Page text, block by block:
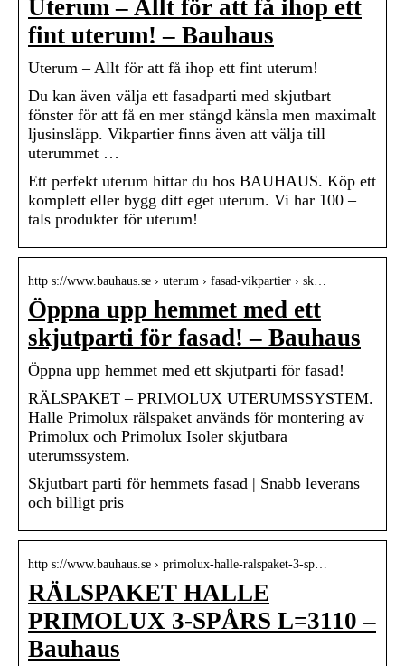
Uterum – Allt för att få ihop ett
fint uterum! – Bauhaus
Uterum – Allt för att få ihop ett fint uterum!
Du kan även välja ett fasadparti med skjutbart
fönster för att få en mer stängd känsla men maximalt
ljusinsläpp. Vikpartier finns även att välja till
uterummet …
Ett perfekt uterum hittar du hos BAUHAUS. Köp ett
komplett eller bygg ditt eget uterum. Vi har 100 –
tals produkter för uterum!
http s://www.bauhaus.se › uterum › fasad-vikpartier › sk…
Öppna upp hemmet med ett
skjutparti för fasad! – Bauhaus
Öppna upp hemmet med ett skjutparti för fasad!
RÄLSPAKET – PRIMOLUX UTERUMSSYSTEM.
Halle Primolux rälspaket används för montering av
Primolux och Primolux Isoler skjutbara
uterumssystem.
Skjutbart parti för hemmets fasad | Snabb leverans
och billigt pris
http s://www.bauhaus.se › primolux-halle-ralspaket-3-sp…
RÄLSPAKET HALLE
PRIMOLUX 3-SPÅRS L=3110 –
Bauhaus